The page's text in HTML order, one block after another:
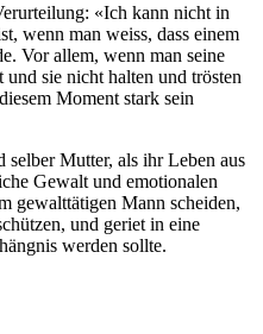
«Ich kann nicht in
wenn man weiss, dass einem
Vor allem, wenn man seine
sie nicht halten und trösten
Moment stark sein
Mutter, als ihr Leben aus
Gewalt und emotionalen
gewalttätigen Mann scheiden,
und geriet in eine
werden sollte.